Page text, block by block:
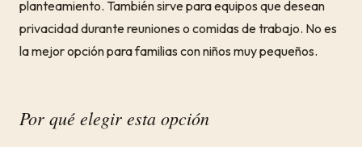
planteamiento. También sirve para equipos que desean
privacidad durante reuniones o comidas de trabajo. No es
la mejor opción para familias con niños muy pequeños.
Por qué elegir esta opción